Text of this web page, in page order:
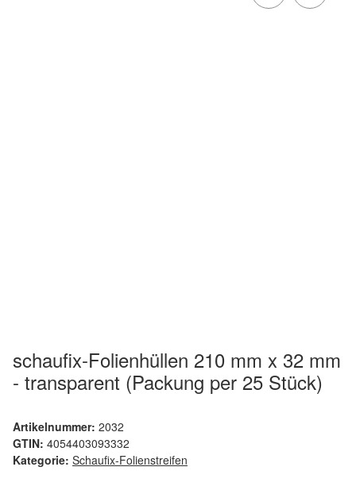
schaufix-Folienhüllen 210 mm x 32 mm
- transparent (Packung per 25 Stück)
Artikelnummer: 2032
GTIN: 4054403093332
Kategorie: Schaufix-Folienstreifen